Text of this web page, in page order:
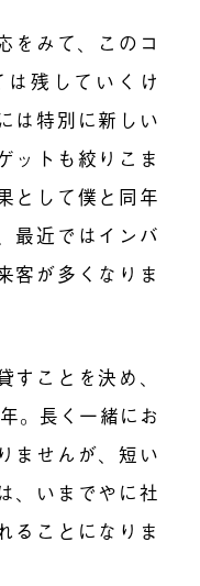
をみて、このコ
残していくけ
は特別に新しい
ットも絞りこま
として僕と同年
最近ではインバ
客が多くなりま
ことを決め、
。長く一緒にお
ませんが、短い
、いまでやに社
ることになりま